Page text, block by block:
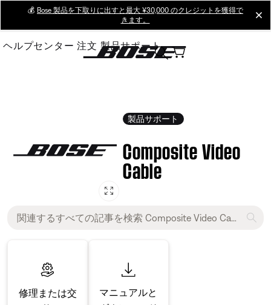
Main
💰 Bose 製品を下取りに出すと最大 ¥30,000 のクレジットを獲得で
きます。
ヘルプセンター 注文 製品サポート
製品サポート
Composite Video
Cable
修理または交
マニュアルと